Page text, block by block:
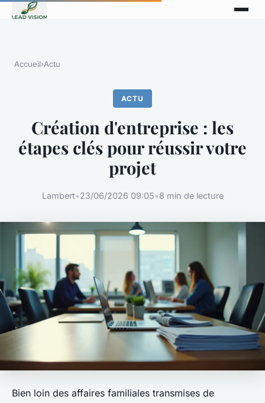
Accueil›Actu
ACTU
Création d'entreprise : les
étapes clés pour réussir votre
projet
Lambert•23/06/2026 09:05•8 min de lecture
Bien loin des affaires familiales transmises de